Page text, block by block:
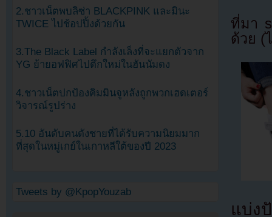
ที่มา
ด้วย (
แบ่ง
2.ชาวเน็ตพบลิซ่า BLACKPINK และมินะ
TWICE ไปช้อปปิ้งด้วยกัน
3.The Black Label กำลังเล็งที่จะแยกตัวจาก
YG ย้ายอฟฟิศไปตึกใหม่ในฮันนัมดง
4.ชาวเน็ตปกป้องคิมมินจูหลังถูกพวกเฮดเตอร์
วิจารณ์รูปร่าง
5.10 อันดับคนดังชายที่ได้รับความนิยมมาก
ที่สุดในหมู่เกย์ในเกาหลีใต้ของปี 2023
Tweets by @KpopYouzab